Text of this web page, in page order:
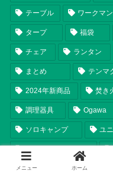
テーブル ワークマン
タープ 福袋
チェア ランタン
まとめ テンマ
2024年新商品 焚き
調理器具 Ogawa
ソロキャンプ ユ
メニュー ホーム